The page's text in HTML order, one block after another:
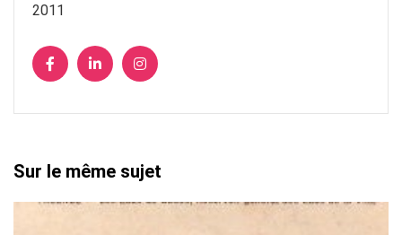
2011
Sur le même sujet